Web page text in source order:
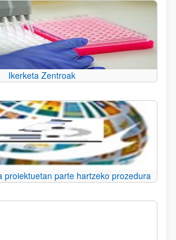
Ikerketa Zentroak
proiektuetan parte hartzeko prozedura